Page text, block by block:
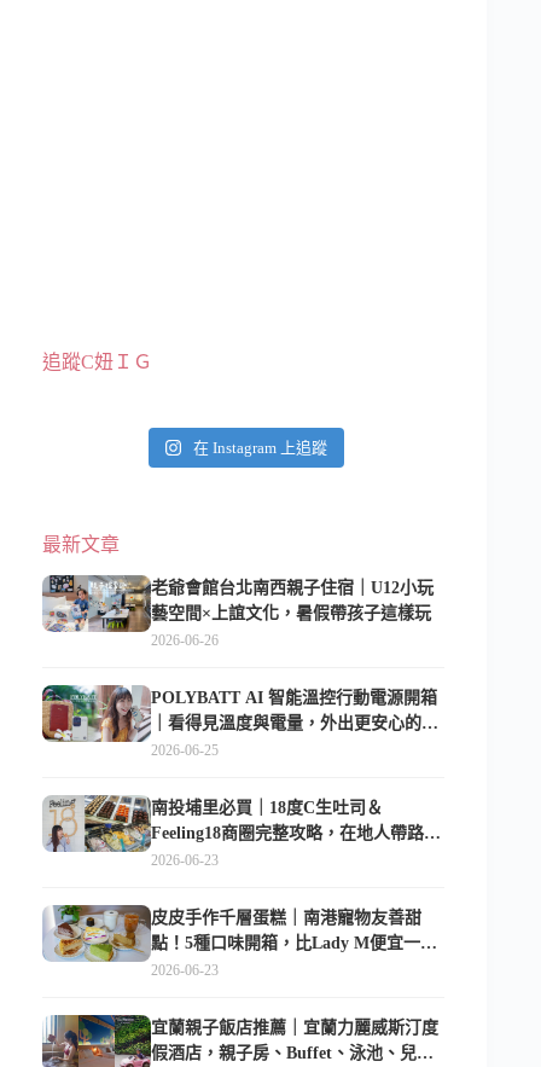
追蹤C妞ＩＧ
在 Instagram 上追蹤
最新文章
老爺會館台北南西親子住宿｜U12小玩
藝空間×上誼文化，暑假帶孩子這樣玩
2026-06-26
POLYBATT AI 智能溫控行動電源開箱
｜看得見溫度與電量，外出更安心的
10000mAh 行動電源
2026-06-25
南投埔里必買｜18度C生吐司＆
Feeling18商圈完整攻略，在地人帶路這
樣逛
2026-06-23
皮皮手作千層蛋糕｜南港寵物友善甜
點！5種口味開箱，比Lady M便宜一半
的台北隱藏版
2026-06-23
宜蘭親子飯店推薦｜宜蘭力麗威斯汀度
假酒店，親子房、Buffet、泳池、兒童